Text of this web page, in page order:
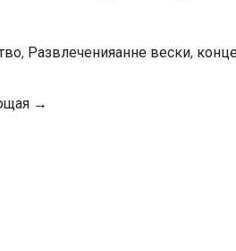
, РазвлеченияTags
анне вески,
→